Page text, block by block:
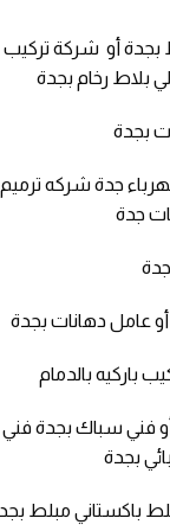
بجدة أو شركة تركيب
بلاط رخام بجدة
بجدة
جدة شركه ترميم
جدة
أو عامل دهانات بجدة
باركيه بالدمام
أو فني سباك بجدة فني
بجدة
باكستاني مبلط